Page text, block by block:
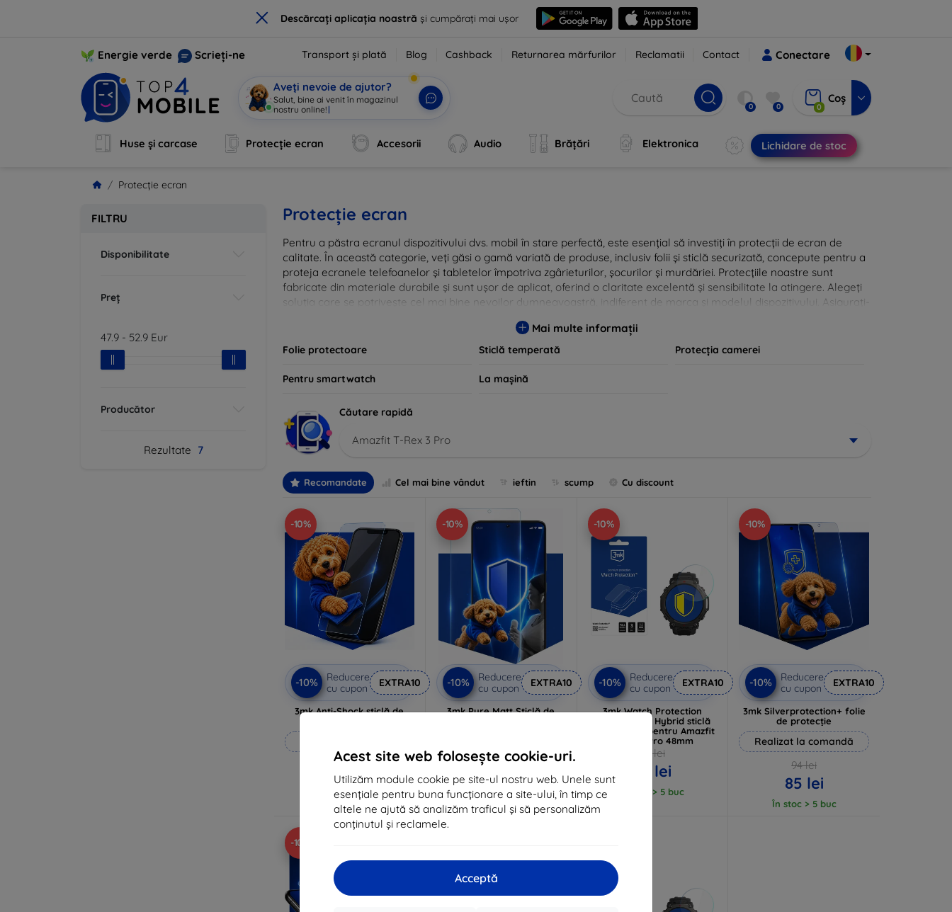
× Descărcați aplicația noastră și cumpărați mai ușor
Acest site web folosește cookie-uri.
Utilizăm module cookie pe site-ul nostru web. Unele sunt
esențiale pentru buna funcționare a site-ului, în timp ce
altele ne ajută să analizăm traficul și să personalizăm
conținutul și reclamele.
Acceptă
Energie verde Scrieți-ne Transport și plată Blog Cashback Returnarea mărfurilor Reclamatii Contact Conectare
Aveți nevoie de ajutor?
Salut, bine ai venit în magazinul
nostru online!| 0 0 0
Coș
Huse și carcase Protecție ecran Accesorii Audio Brățări Elektronica Lichidare de stoc
Protecție ecran
FILTRU
Disponibilitate
Preț
47.9 - 52.9 Eur
Producător
Rezultate 7
Protecție ecran
Pentru a păstra ecranul dispozitivului dvs. mobil în stare perfectă, este esențial să investiți în protecții de ecran de
calitate. În această categorie, veți găsi o gamă variată de produse, inclusiv folii și sticlă securizată, concepute pentru a
proteja ecranele telefoanelor și tabletelor împotriva zgârieturilor, șocurilor și murdăriei. Protecțiile noastre sunt
fabricate din materiale durabile și sunt ușor de aplicat, oferind o claritate excelentă și sensibilitate la atingere. Alegeți
soluția care se potrivește cel mai bine nevoilor dumneavoastră, indiferent de marca și modelul dispozitivului. Asigurați-
Mai multe informații
Folie protectoare Sticlă temperată Protecția camerei
Pentru smartwatch La mașină
Căutare rapidă
Amazfit T-Rex 3 Pro
Recomandate Cel mai bine vândut ieftin scump Cu discount
-10%
-10%
Reducere
cu cupon
EXTRA10
3mk Anti-Shock sticlă de
84 lei
76 lei
În stoc > 5 buc
-10%
-10%
Reducere
cu cupon
EXTRA10
3mk Pure Matt Sticlă de
63 lei
57 lei
În stoc > 5 buc
-10%
-10%
Reducere
cu cupon
EXTRA10
3mk Watch Protection
FlexibleGlass Hybrid sticlă
de protecție pentru Amazfit
T-Rex 3 Pro 48mm
53 lei
48 lei
În stoc > 5 buc
-10%
-10%
Reducere
cu cupon
EXTRA10
3mk Silverprotection+ folie
de protecție
Realizat la comandă
94 lei
85 lei
În stoc > 5 buc
-10%